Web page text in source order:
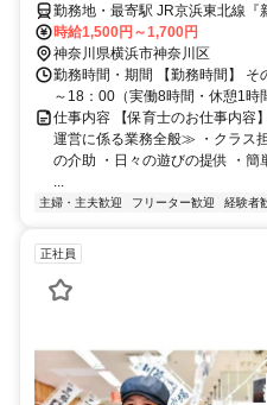
勤務地・最寄駅 JR京浜東北線『
時給1,500円～1,700円
神奈川県横浜市神奈川区
勤務時間・期間 【勤務時間】
～18：00（実働8時間・休憩1時
仕事内容 【保育士のお仕事内容
運営に係る業務全般≫ ・クラス
の介助 ・日々の遊びの提供 ・
...
主婦・主夫歓迎 フリーター歓迎 経験者
正社員